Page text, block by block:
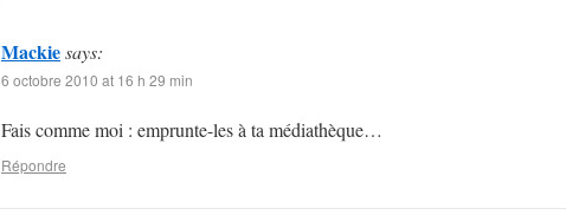
Mackiesays:
6 octobre 2010 at 16 h 29 min
Fais comme moi : emprunte-les à ta médiathèque…
Répondre